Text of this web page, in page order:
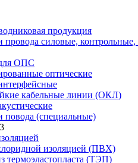
продукция
провода силовые, контрольные,
ОПС
оптические
кабельные линии (ОКЛ)
повода (специальные)
изоляцией (ПВХ)
термоэластопласта (ТЭП)